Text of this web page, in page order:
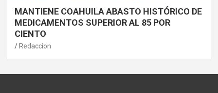
MANTIENE COAHUILA ABASTO HISTÓRICO DE
MEDICAMENTOS SUPERIOR AL 85 POR
CIENTO
Redaccion